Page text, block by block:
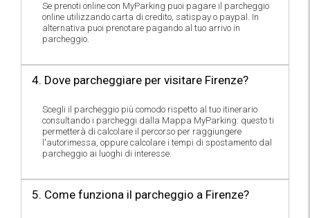
Se prenoti online con MyParking puoi pagare il parcheggio
online utilizzando carta di credito, satispay o paypal. In
alternativa puoi prenotare pagando al tuo arrivo in
parcheggio.
4. Dove parcheggiare per visitare Firenze?
Scegli il parcheggio più comodo rispetto al tuo itinerario
consultando i parcheggi dalla Mappa MyParking: questo ti
permetterà di calcolare il percorso per raggiungere
l'autorimessa, oppure calcolare i tempi di spostamento dal
parcheggio ai luoghi di interesse.
5. Come funziona il parcheggio a Firenze?